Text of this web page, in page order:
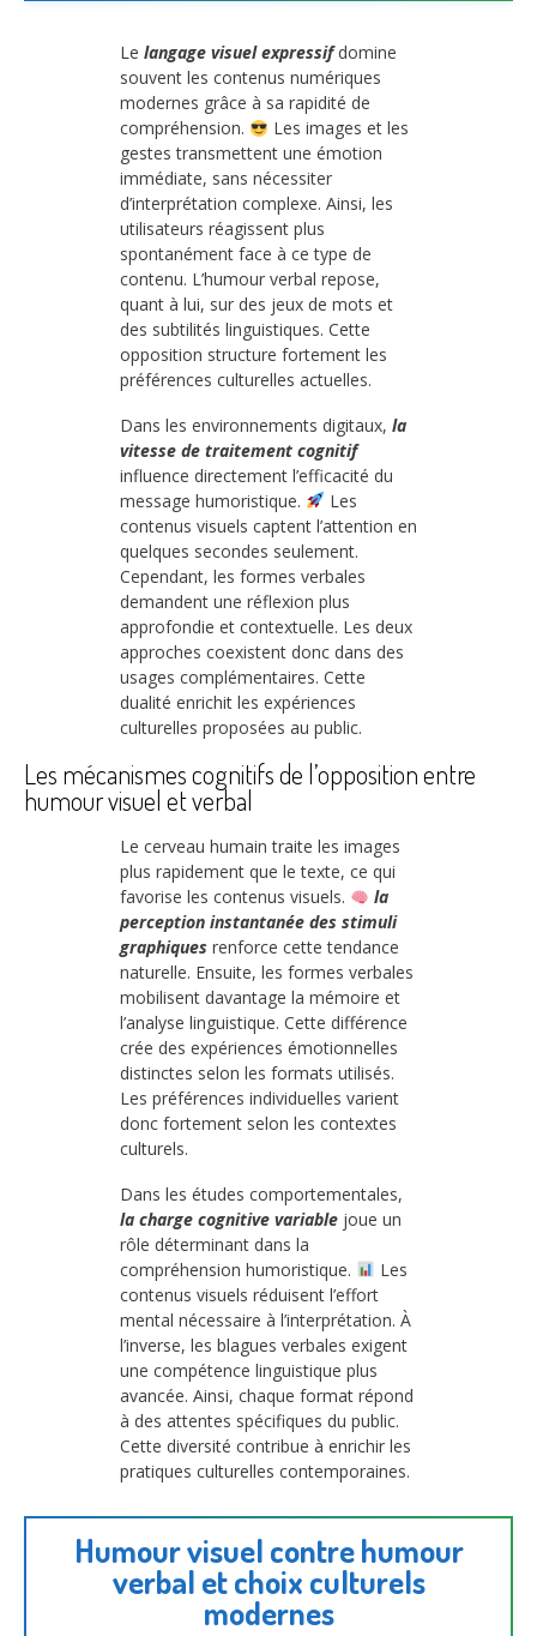
Le langage visuel expressifdomine
souvent les contenus numériques
modernes grâce à sa rapidité de
compréhension.
Les images et les
gestes transmettent une émotion
immédiate, sans nécessiter
d’interprétation complexe. Ainsi, les
utilisateurs réagissent plus
spontanément face à ce type de
contenu. L’humour verbal repose,
quant à lui, sur des jeux de mots et
des subtilités linguistiques. Cette
opposition structure fortement les
préférences culturelles actuelles.
Dans les environnements digitaux, la
vitesse de traitement cognitif
influence directement l’efficacité du
message humoristique.
Les
contenus visuels captent l’attention en
quelques secondes seulement.
Cependant, les formes verbales
demandent une réflexion plus
approfondie et contextuelle. Les deux
approches coexistent donc dans des
usages complémentaires. Cette
dualité enrichit les expériences
culturelles proposées au public.
Les mécanismes cognitifs de l’opposition entre
humour visuel et verbal
Le cerveau humain traite les images
plus rapidement que le texte, ce qui
favorise les contenus visuels.
la
perception instantanée des stimuli
graphiques renforce cette tendance
naturelle. Ensuite, les formes verbales
mobilisent davantage la mémoire et
l’analyse linguistique. Cette différence
crée des expériences émotionnelles
distinctes selon les formats utilisés.
Les préférences individuelles varient
donc fortement selon les contextes
culturels.
Dans les études comportementales,
la charge cognitive variable joue un
rôle déterminant dans la
compréhension humoristique.
Les
contenus visuels réduisent l’effort
mental nécessaire à l’interprétation. À
l’inverse, les blagues verbales exigent
une compétence linguistique plus
avancée. Ainsi, chaque format répond
à des attentes spécifiques du public.
Cette diversité contribue à enrichir les
pratiques culturelles contemporaines.
Humour visuel contre humour
verbal et choix culturels
modernes